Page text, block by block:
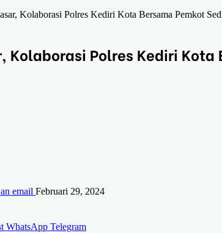
Kolaborasi Polres Kediri Kota Bersama Pemkot
Kolaborasi Polres Kediri
email Februari 29, 2024
WhatsApp Telegram